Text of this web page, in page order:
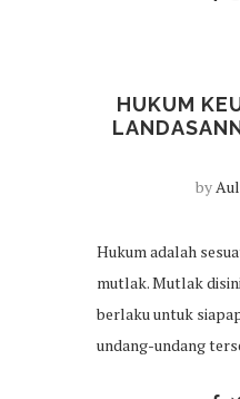
HUKUM
by
Hukum adalah
mutlak. Mutlak
berlaku untuk
undang-undang